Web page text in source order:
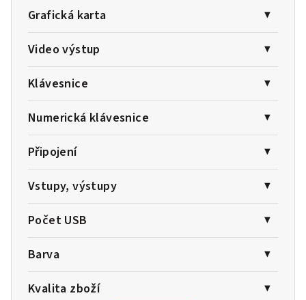
Grafická karta
Video výstup
Klávesnice
Numerická klávesnice
Připojení
Vstupy, výstupy
Počet USB
Barva
Kvalita zboží